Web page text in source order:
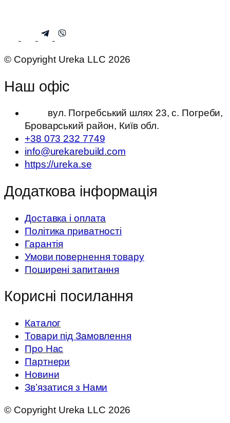
© Copyright Ureka LLC 2026
Наш офіс
вул. Погребський шлях 23, с. Погреби,
Броварський район, Київ обл.
+38 073 232 7749
info@urekarebuild.com
https://ureka.se
Додаткова інформація
Доставка і оплата
Політика приватності
Гарантія
Умови повернення товару
Поширені запитання
Корисні посилання
Каталог
Товари під Замовлення
Про Нас
Партнери
Новини
Зв’язатися з Нами
© Copyright Ureka LLC 2026